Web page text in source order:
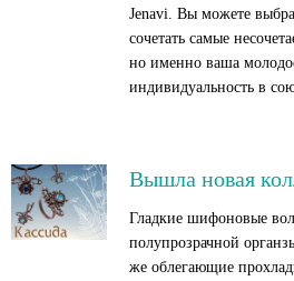
Jenavi. Вы можете
сочетать самые
но именно ваша
индивидуальность в
Вышла новая
Гладкие шифоновые
полупрозрачной
же облегающие